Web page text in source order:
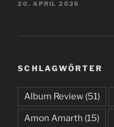
20. APRIL 2026
SCHLAGWÖRTER
Album Review (51)
Amon Amarth (15)